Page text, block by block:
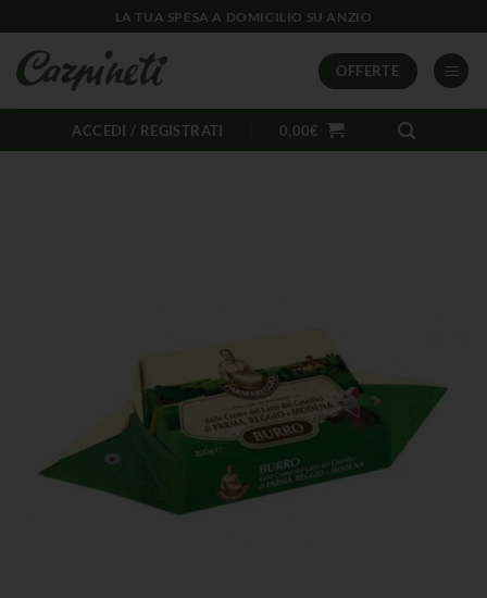
LA TUA SPESA A DOMICILIO SU ANZIO
OFFERTE
ACCEDI / REGISTRATI 0,00€